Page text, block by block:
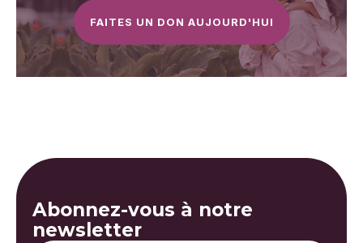
FAITES UN DON AUJOURD'HUI
Abonnez-vous à notre
newsletter